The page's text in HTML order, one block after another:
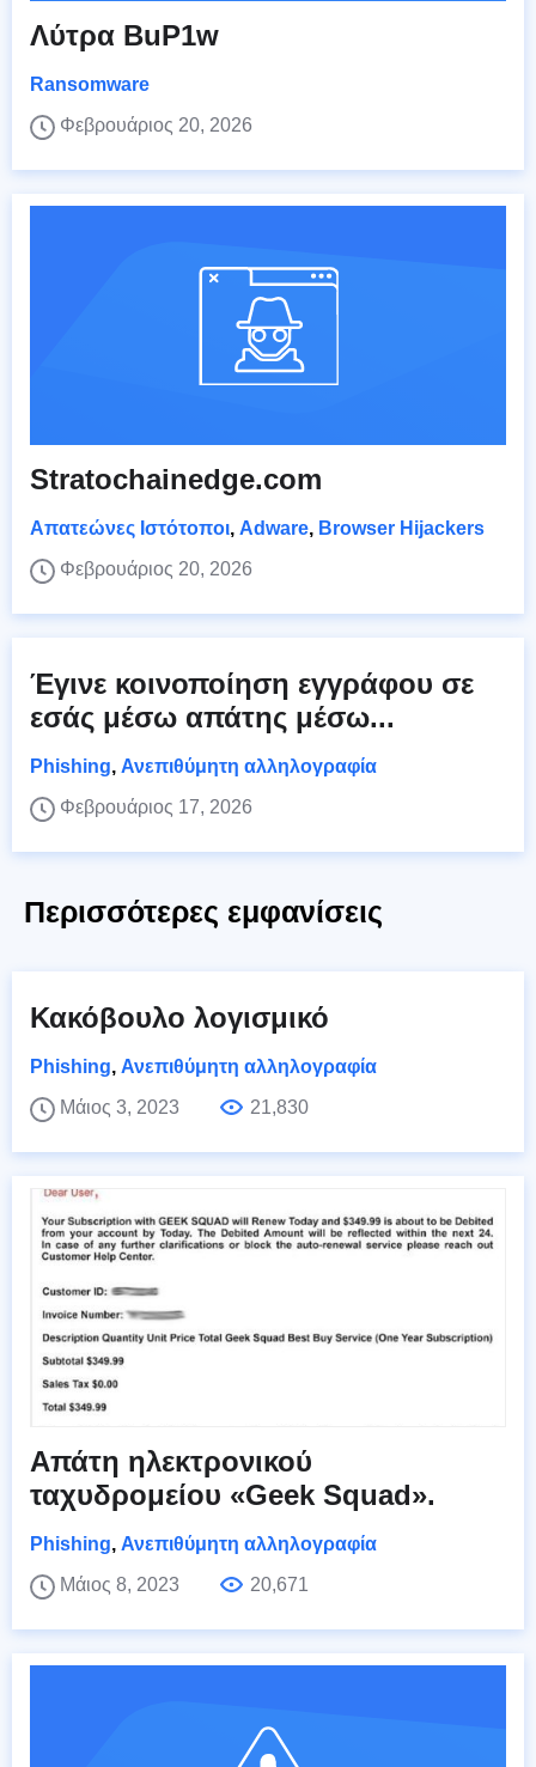
Λύτρα BuP1w
Ransomware
Φεβρουάριος 20, 2026
Stratochainedge.com
Απατεώνες Ιστότοποι, Adware, Browser Hijackers
Φεβρουάριος 20, 2026
Έγινε κοινοποίηση εγγράφου σε
εσάς μέσω απάτης μέσω...
Phishing, Ανεπιθύμητη αλληλογραφία
Φεβρουάριος 17, 2026
Περισσότερες εμφανίσεις
Κακόβουλο λογισμικό
Phishing, Ανεπιθύμητη αλληλογραφία
Μάιος 3, 2023
21,830
Απάτη ηλεκτρονικού
ταχυδρομείου «Geek Squad».
Phishing, Ανεπιθύμητη αλληλογραφία
Μάιος 8, 2023
20,671